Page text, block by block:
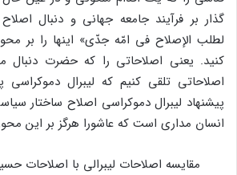
گذار بر فرآیند جامعه جهانی و دنبال
لطلب الإصلاح فی امّه جدّی» اینها را بر
کنید. یعنی اصلاحاتی را که حضرت دنبال
اصلاحاتی تلقی کنیم که لیبرال دموکراسی
پیشنهاد لیبرال دموکراسی اصلاح ساختار
انسان مداری است که عاشورا هرگز بر این
مقایسه اصلاحات لیبرالی با اصلاحات